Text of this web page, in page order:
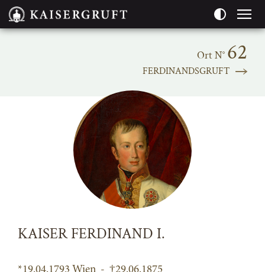
Seitenbereiche:
Ort N° 62
FERDINANDSGRUFT
KAISER FERDINAND I.